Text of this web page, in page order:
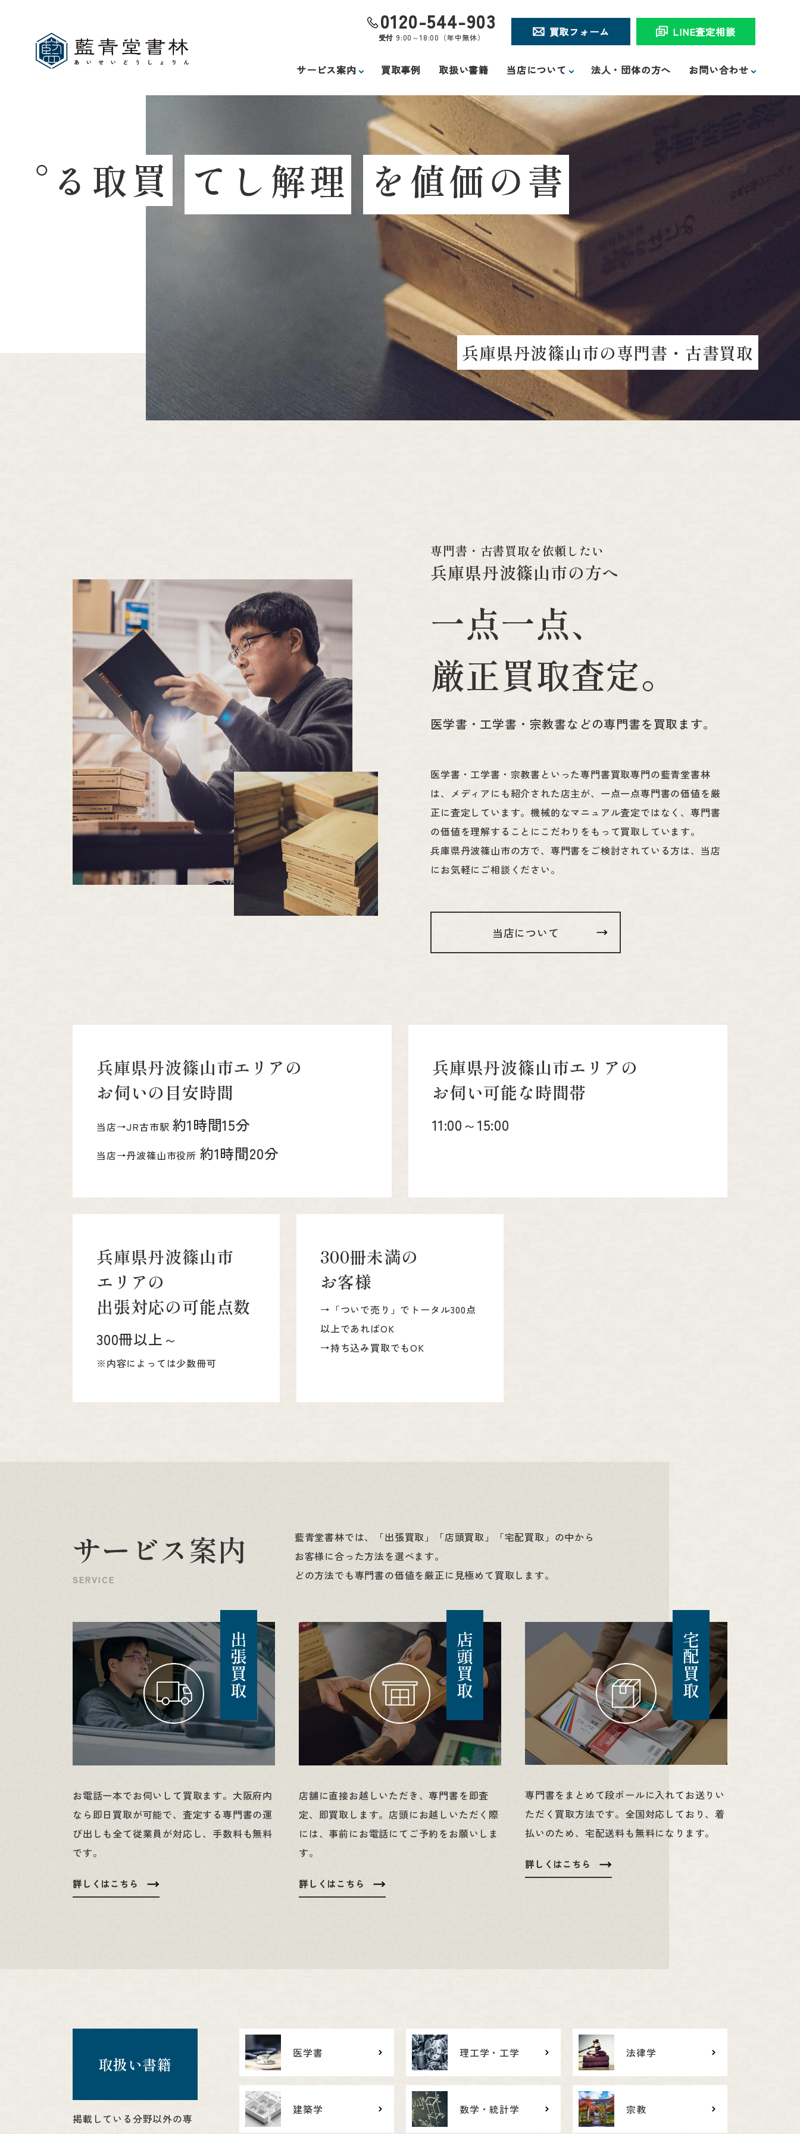
サービス案内 買取事例 取扱い書籍 当店について 法人・団体の方へ お問い合わせ
0120-544-903
受付 9:00～18:00（年中無休） 買取フォーム LINE査定相談
書
の
価
値
を
理
解
し
て
買
取
る
。
兵庫県丹波篠山市の専門書 ・ 古書買取
専門書 ・ 古書買取を依頼 し たい
兵庫県丹波篠山市の方へ
一点一点、
厳正買取査定。
医学書・工学書・宗教書などの専門書を買取ます。
医学書・工学書・宗教書といった専門書買取専門の藍青堂書林
は、メディアにも紹介された店主が、一点一点専門書の価値を厳
正に査定しています。機械的なマニュアル査定ではなく、専門書
の価値を理解することにこだわりをもって買取しています。
兵庫県丹波篠山市の方で、専門書をご検討されている方は、当店
にお気軽にご相談ください。
当店について
兵庫県丹波篠山市エリアの
お伺いの目安時間
当店→JR古市駅 約1時間15分
当店→丹波篠山市役所 約1時間20分
兵庫県丹波篠山市エリアの
お伺い可能な時間帯
11:00～15:00
兵庫県丹波篠山市
エリアの
出張対応の可能点数
300冊以上～
※内容によっては少数冊可
300冊未満の
お客様
→「ついで売り」でトータル300点
以上であればOK
→持ち込み買取でもOK
サー ビス案内
SERVI CE
藍青堂書林では、「出張買取」「店頭買取」「宅配買取」の中から
お客様に合った方法を選べます。
どの方法でも専門書の価値を厳正に見極めて買取します。
出張買取
お電話一本でお伺いして買取ます。大阪府内
なら即日買取が可能で、査定する専門書の運
び出しも全て従業員が対応し、手数料も無料
です。
詳しくはこちら
店頭買取
店舗に直接お越しいただき、専門書を即査
定、即買取します。店頭にお越しいただく際
には、事前にお電話にてご予約をお願いしま
す。
詳しくはこちら
宅配買取
専門書をまとめて段ボールに入れてお送りい
ただく買取方法です。全国対応しており、着
払いのため、宅配送料も無料になります。
詳しくはこちら
取扱い書籍
掲載している分野以外の専
医学書 理工学・工学 法律学
建築学 数学・統計学 宗教